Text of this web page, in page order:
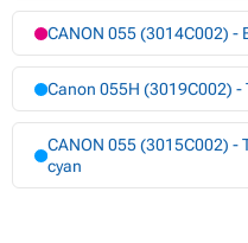
CANON 055 (3014C002) -
Canon 055H (3019C002) -
CANON 055 (3015C002) -
cyan